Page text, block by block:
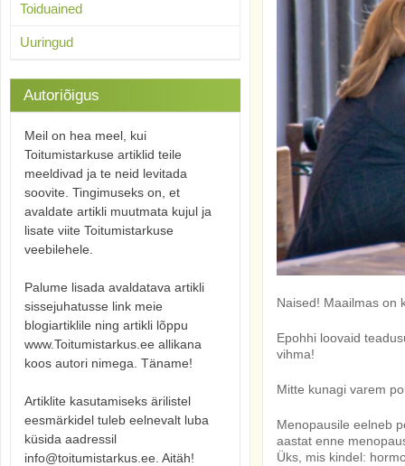
Naised! Maailmas on
Epohhi loovaid
vihma!
Mitte kunagi varem
Menopausile eelneb
aastat enne
Üks, mis kindel:
Toiduained
Uuringud
Autoriõigus
Meil on hea meel, kui
Toitumistarkuse artiklid teile
meeldivad ja te neid levitada
soovite. Tingimuseks on, et
avaldate artikli muutmata kujul ja
lisate viite Toitumistarkuse
veebilehele.
Palume lisada avaldatava artikli
sissejuhatusse link meie
blogiartiklile ning artikli lõppu
www.Toitumistarkus.ee allikana
koos autori nimega. Täname!
Artiklite kasutamiseks ärilistel
eesmärkidel tuleb eelnevalt luba
küsida aadressil
info@toitumistarkus.ee. Aitäh!